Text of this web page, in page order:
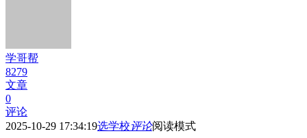
学哥帮
8279
文章
0
评论
2025-10-29 17:34:19选学校评论阅读模式